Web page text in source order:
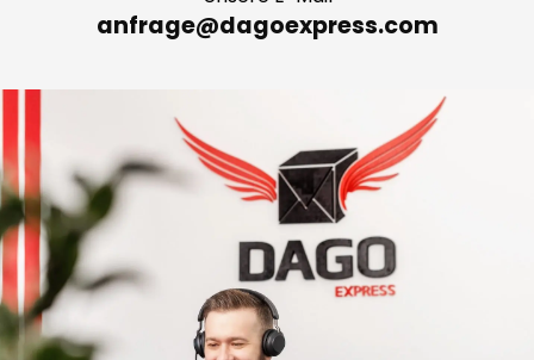
anfrage@dagoexpress.com